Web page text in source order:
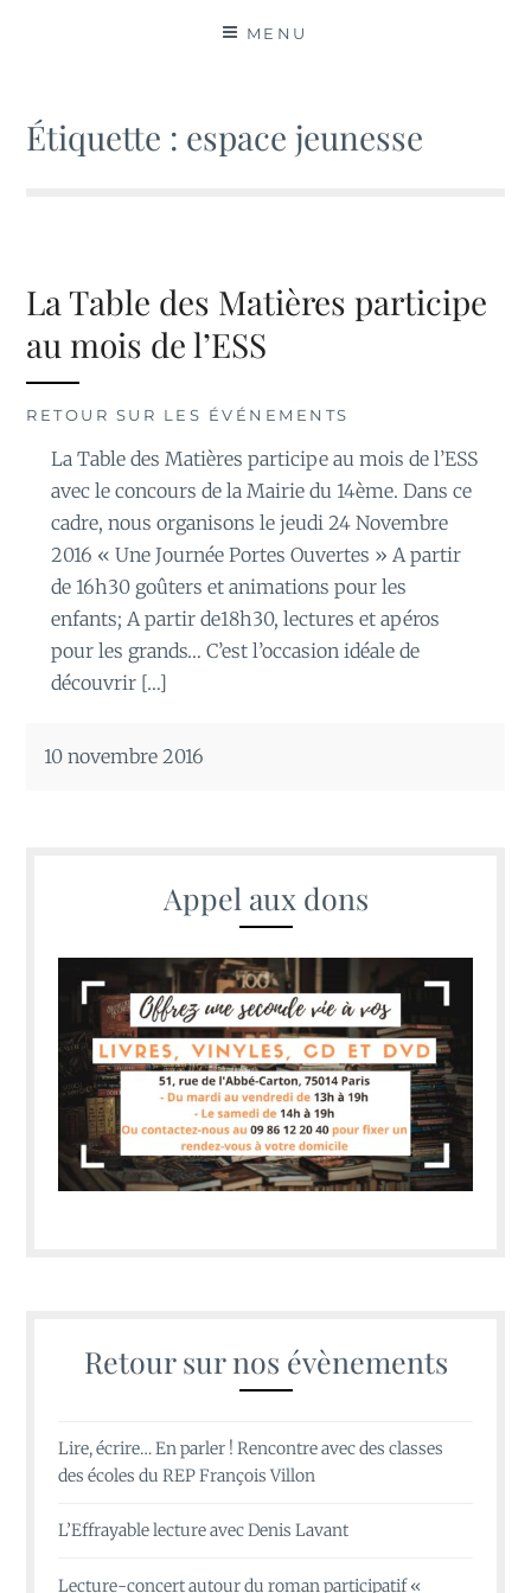
MENU
Étiquette : espace jeunesse
La Table des Matières participe
au mois de l’ESS
RETOUR SUR LES ÉVÉNEMENTS
La Table des Matières participe au mois de l’ESS
avec le concours de la Mairie du 14ème. Dans ce
cadre, nous organisons le jeudi 24 Novembre
2016 « Une Journée Portes Ouvertes » A partir
de 16h30 goûters et animations pour les
enfants; A partir de18h30, lectures et apéros
pour les grands… C’est l’occasion idéale de
découvrir […]
10 novembre 2016
Appel aux dons
Retour sur nos évènements
Lire, écrire… En parler ! Rencontre avec des classes
des écoles du REP François Villon
L’Effrayable lecture avec Denis Lavant
Lecture-concert autour du roman participatif «